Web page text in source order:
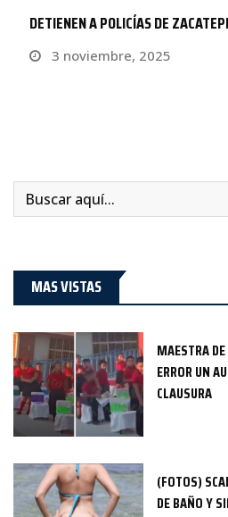
DETIENEN A POLICÍAS DE
3 noviembre, 2025
MAS VISTAS
MAESTRA
ERROR UN
CLAUSURA
(FOTOS)
DE BAÑO Y